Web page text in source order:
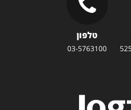
טלפון
03-5763100